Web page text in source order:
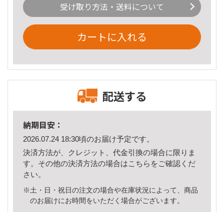
受け取り方法・送料について
カートに入れる
配送する
納期目安：
2026.07.24 18:30頃のお届け予定です。
決済方法が、クレジット、代金引換の場合に限りま
す。その他の決済方法の場合はこちら をご確認くだ
さい。
※土・日・祝日の注文の場合や在庫状況によって、商品
のお届けにお時間をいただく場合がございます。